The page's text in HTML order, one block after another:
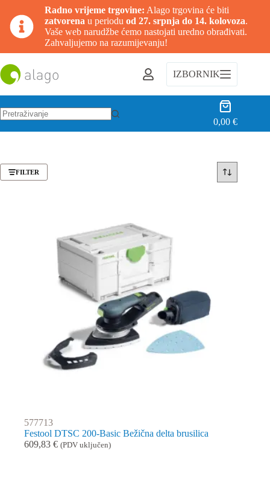
Radno vrijeme trgovine: Alago trgovina će biti
zatvorena u periodu od 27. srpnja do 14. kolovoza.
Vaše web narudžbe ćemo nastojati uredno obrađivati.
Zahvaljujemo na razumijevanju!
na
sadržaj
IZBORNIK
Košarica
0,00€
FILTER
577713
Festool DTSC 200-Basic Bežična delta brusilica
609,83 € (PDV uključen)